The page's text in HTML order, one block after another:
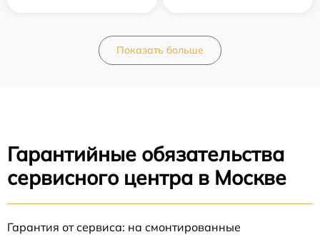
Показать больше
Гарантийные обязательства
сервисного центра в Москве
Гарантия от сервиса: на смонтированные